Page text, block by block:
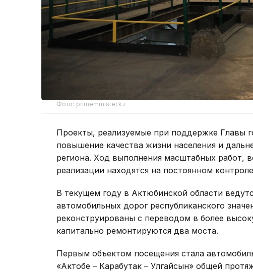
Фото: primeminister.kz
Проекты, реализуемые при поддержке Главы
повышение качества жизни населения и
региона. Ход выполнения масштабных работ,
реализации находятся на постоянном
В текущем году в Актюбинской области
автомобильных дорог республиканского
реконструированы с переводом в более
капитально ремонтируются два моста.
Первым объектом посещения стала
«Актобе – Карабутак – Улгайсын» общей